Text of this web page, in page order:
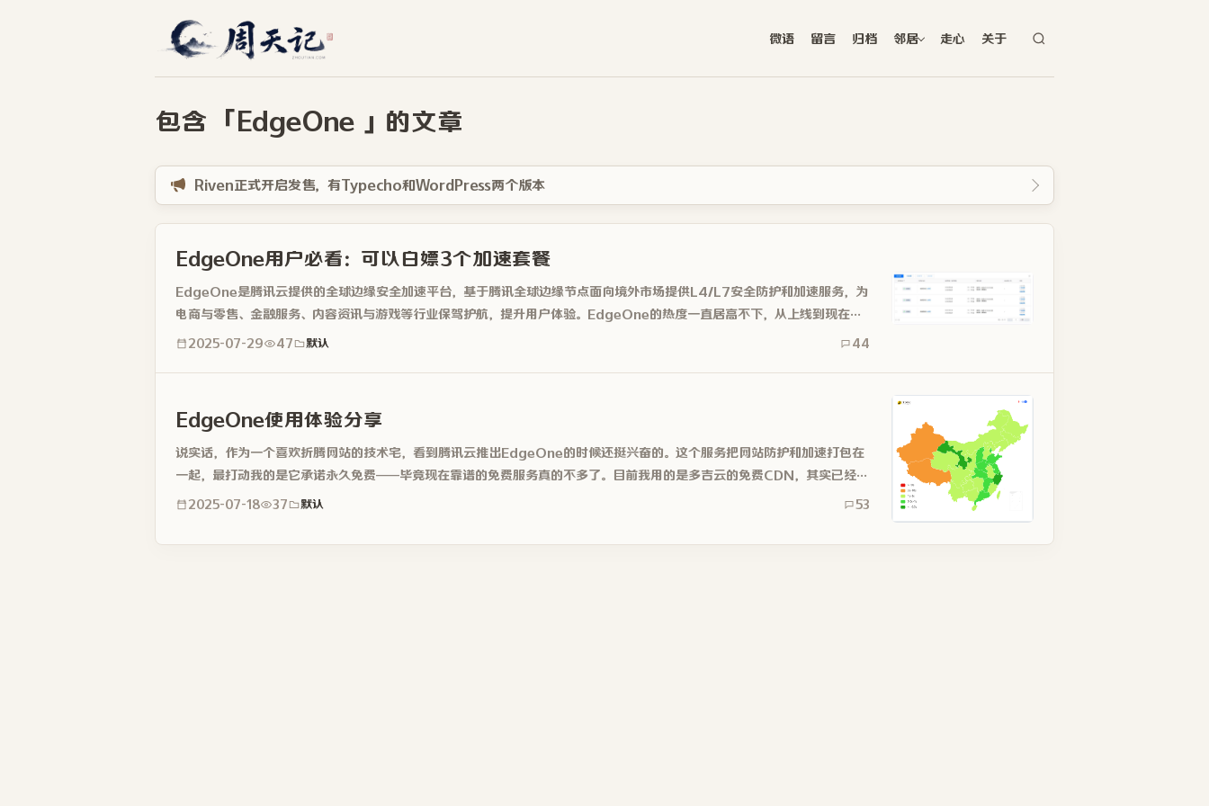
微语 留言 归档 邻居 走心 关于
包含 「EdgeOne 」的文章
Riven正式开启发售，有Typecho和WordPress两个版本
EdgeOne用户必看：可以白嫖3个加速套餐
EdgeOne是腾讯云提供的全球边缘安全加速平台，基于腾讯全球边缘节点面向境外市场提供L4/L7安全防护和加速服务，为
电商与零售、金融服务、内容资讯与游戏等行业保驾护航，提升用户体验。EdgeOne的热度一直居高不下，从上线到现在，
相信...
2025-07-29 47 默认 44
EdgeOne使用体验分享
说实话，作为一个喜欢折腾网站的技术宅，看到腾讯云推出EdgeOne的时候还挺兴奋的。这个服务把网站防护和加速打包在
一起，最打动我的是它承诺永久免费——毕竟现在靠谱的免费服务真的不多了。目前我用的是多吉云的免费CDN，其实已经挺
够用的了。...
2025-07-18 37 默认 53